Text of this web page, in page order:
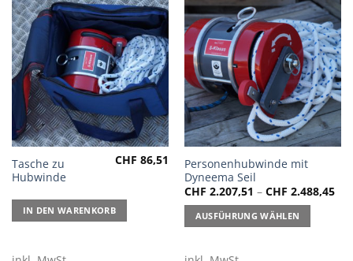
Tasche zu
Hubwinde
CHF 86,51
IN DEN WARENKORB
Personenhubwinde mit
Dyneema Seil
CHF 2.207,51 – CHF 2.488,45
AUSFÜHRUNG WÄHLEN
Dieses
Produkt
weist
mehrere
Varianten